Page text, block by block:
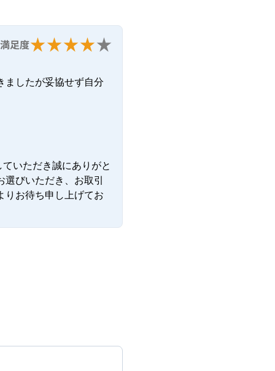
満足度
ましたが妥協せず自分
いただき誠にありがと
びいただき、お取引
りお待ち申し上げてお